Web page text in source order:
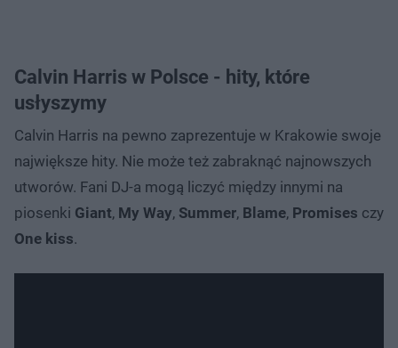
Calvin Harris w Polsce - hity, które
usłyszymy
Calvin Harris na pewno zaprezentuje w Krakowie swoje
największe hity. Nie może też zabraknąć najnowszych
utworów. Fani DJ-a mogą liczyć między innymi na
piosenki Giant, My Way, Summer, Blame, Promises czy
One kiss.